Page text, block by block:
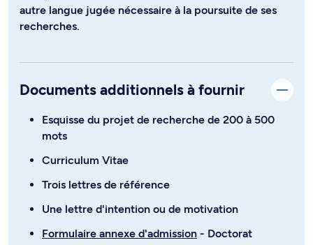
autre langue jugée nécessaire à la poursuite de ses
recherches.
Documents additionnels à fournir
Esquisse du projet de recherche de 200 à 500
mots
Curriculum Vitae
Trois lettres de référence
Une lettre d'intention ou de motivation
Formulaire annexe d'admission - Doctorat